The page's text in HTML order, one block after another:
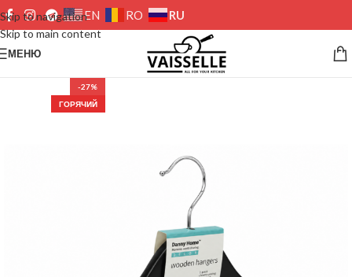
Skip to navigation
Skip to main content
EN RO RU
МЕНЮ
-27%
ГОРЯЧИЙ